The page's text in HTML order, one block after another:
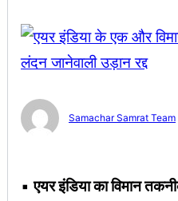
Samachar Samrat Team
▪︎एयर इंडिया का विमान